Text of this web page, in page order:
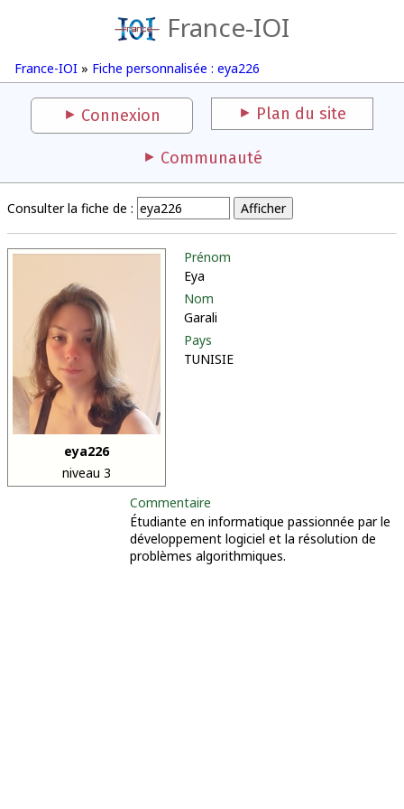
France-IOI
France-IOI » Fiche personnalisée : eya226
Connexion Plan du site
Communauté
Consulter la fiche de :
eya226
niveau 3
Prénom
Eya
Nom
Garali
Pays
TUNISIE
Commentaire
Étudiante en informatique passionnée par le
développement logiciel et la résolution de
problèmes algorithmiques.